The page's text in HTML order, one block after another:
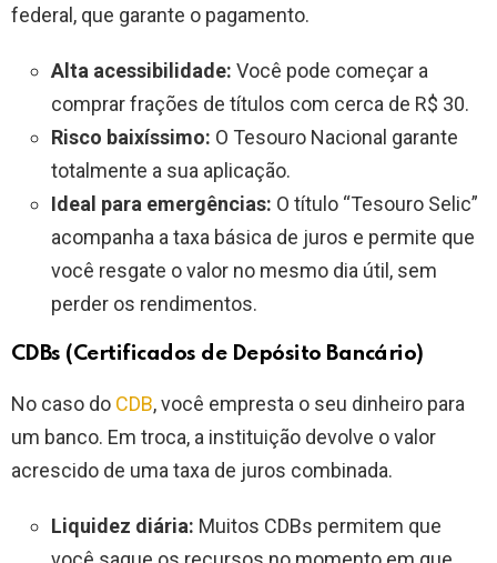
federal, que garante o pagamento.
Alta acessibilidade: Você pode começar a
comprar frações de títulos com cerca de R$ 30.
Risco baixíssimo: O Tesouro Nacional garante
totalmente a sua aplicação.
Ideal para emergências: O título “Tesouro Selic”
acompanha a taxa básica de juros e permite que
você resgate o valor no mesmo dia útil, sem
perder os rendimentos.
CDBs (Certificados de Depósito Bancário)
No caso do CDB, você empresta o seu dinheiro para
um banco. Em troca, a instituição devolve o valor
acrescido de uma taxa de juros combinada.
Liquidez diária: Muitos CDBs permitem que